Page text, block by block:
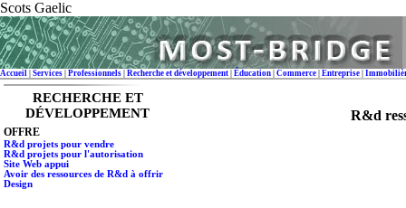
Scots Gaelic
Accueil Services Professionnels Recherche et développement Éducation Commerce Entreprise
RECHERCHE ET
DÉVELOPPEMENT
OFFRE
R&d projets pour vendre
R&d projets pour l'autorisation
Site Web appui
Avoir des ressources de R&d à offrir
Design
R&d